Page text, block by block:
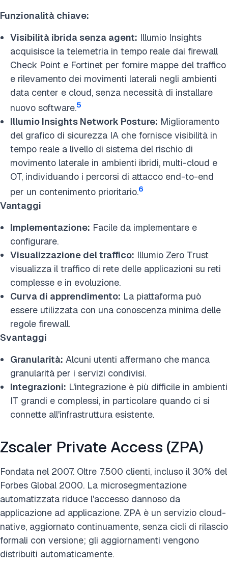
Funzionalità chiave:
Visibilità ibrida senza agent: Illumio Insights
acquisisce la telemetria in tempo reale dai firewall
Check Point e Fortinet per fornire mappe del traffico
e rilevamento dei movimenti laterali negli ambienti
data center e cloud, senza necessità di installare
nuovo software.5
Illumio Insights Network Posture: Miglioramento
del grafico di sicurezza IA che fornisce visibilità in
tempo reale a livello di sistema del rischio di
movimento laterale in ambienti ibridi, multi-cloud e
OT, individuando i percorsi di attacco end-to-end
per un contenimento prioritario.6
Vantaggi
Implementazione: Facile da implementare e
configurare.
Visualizzazione del traffico: Illumio Zero Trust
visualizza il traffico di rete delle applicazioni su reti
complesse e in evoluzione.
Curva di apprendimento: La piattaforma può
essere utilizzata con una conoscenza minima delle
regole firewall.
Svantaggi
Granularità: Alcuni utenti affermano che manca
granularità per i servizi condivisi.
Integrazioni: L'integrazione è più difficile in ambienti
IT grandi e complessi, in particolare quando ci si
connette all'infrastruttura esistente.
Zscaler Private Access (ZPA)
Fondata nel 2007. Oltre 7.500 clienti, incluso il 30% del
Forbes Global 2000. La microsegmentazione
automatizzata riduce l'accesso dannoso da
applicazione ad applicazione. ZPA è un servizio cloud-
native, aggiornato continuamente, senza cicli di rilascio
formali con versione; gli aggiornamenti vengono
distribuiti automaticamente.